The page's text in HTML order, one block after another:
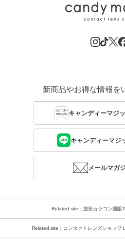
新商品やお得な情報を
キャンディーマジ
キャンディーマジ
メールマガ
Related site：激安カラコン通販
Related site：コンタクトレンズショップ